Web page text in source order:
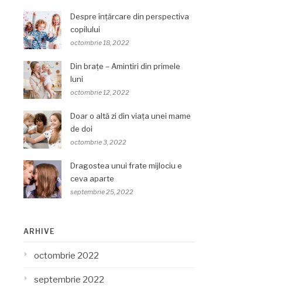
Despre înțărcare din perspectiva
copilului
octombrie 18, 2022
Din brațe – Amintiri din primele
luni
octombrie 12, 2022
Doar o altă zi din viața unei mame
de doi
octombrie 3, 2022
Dragostea unui frate mijlociu e
ceva aparte
septembrie 25, 2022
ARHIVE
octombrie 2022
septembrie 2022